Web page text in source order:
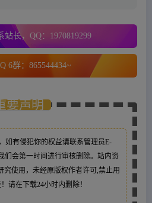
站长，QQ：1970819299
6群：865544434~
要声明
如有侵犯你的权益请联系管理员E-
们会第一时间进行审核删除。站内资
究使用，未经原版权作者许可,禁止用
请在下载24小时内删除！